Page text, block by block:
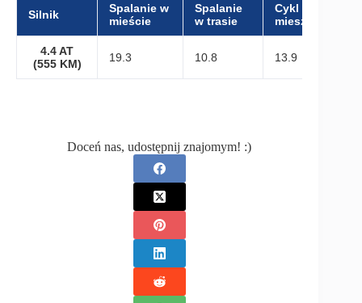
Silnik
Spalanie w
mieście
Spalanie
w trasie
Cykl
mieszany
4.4 AT
(555 KM)
19.3 10.8 13.9
Doceń nas, udostępnij znajomym! :)